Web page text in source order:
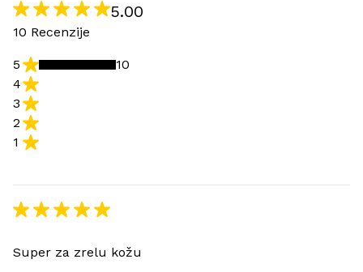
5.00
10 Recenzije
1
2
3
4
5 10
Super za zrelu kožu